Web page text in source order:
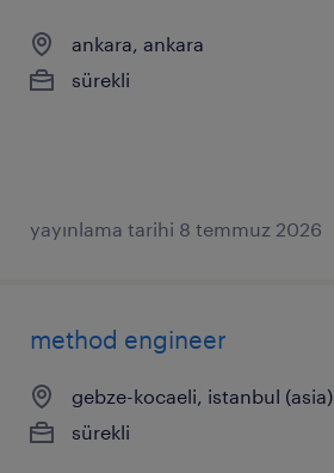
ankara, ankara
sürekli
yayınlama tarihi 8 temmuz 2026
method engineer
gebze-kocaeli, istanbul (asia)
sürekli